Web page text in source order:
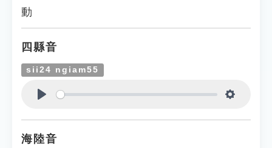
動
四縣音
sii24 ngiam55
海陸音